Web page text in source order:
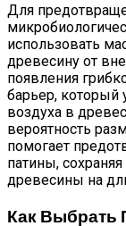
Для
использовать
древесину от
появления
барьер, который
воздуха в
вероятность
помогает
патины,
древесины на
Как Выбрать